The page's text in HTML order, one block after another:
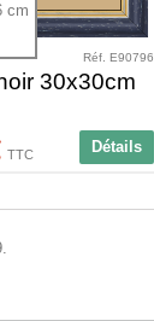
cm
Réf. E90796
30x30cm
Détails
TTC